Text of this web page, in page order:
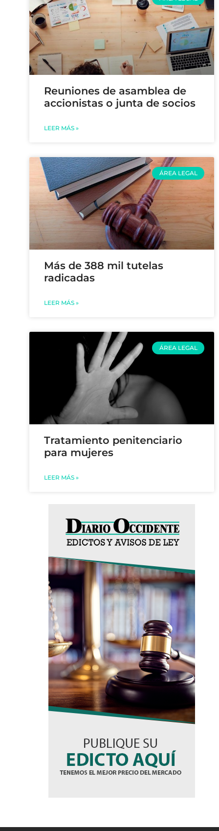
Reuniones de asamblea de
accionistas o junta de socios
LEER MÁS »
ÁREA LEGAL
Más de 388 mil tutelas
radicadas
LEER MÁS »
ÁREA LEGAL
Tratamiento penitenciario
para mujeres
LEER MÁS »